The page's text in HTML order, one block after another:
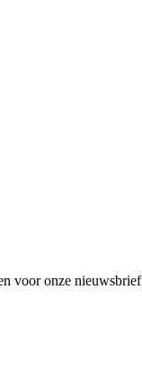
voor onze nieuwsbrief